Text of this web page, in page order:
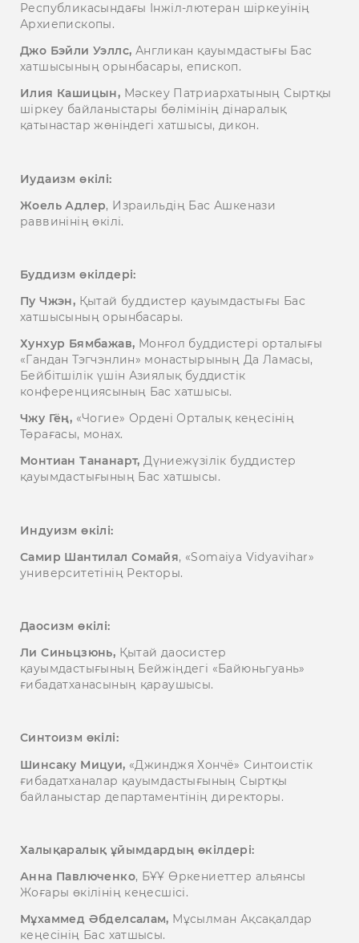
Республикасындағы Інжіл-лютеран шіркеуінің
Архиепископы.
Джо Бэйли Уэллс, Англикан қауымдастығы Бас
хатшысының орынбасары, епископ.
Илия Кашицын, Мәскеу Патриархатының Сыртқы
шіркеу байланыстары бөлімінің дінаралық
қатынастар жөніндегі хатшысы, дикон.
Иудаизм өкілі:
Жоель Адлер, Израильдің Бас Ашкенази
раввинінің өкілі.
Буддизм өкілдері:
Пу Чжэн, Қытай буддистер қауымдастығы Бас
хатшысының орынбасары.
Хунхур Бямбажав, Монғол буддистері орталығы
«Гандан Тэгчэнлин» монастырының Да Ламасы,
Бейбітшілік үшін Азиялық буддистік
конференциясының Бас хатшысы.
Чжу Гёң, «Чогие» Ордені Орталық кеңесінің
Төрағасы, монах.
Монтиан Тананарт, Дүниежүзілік буддистер
қауымдастығының Бас хатшысы.
Индуизм өкілі:
Самир Шантилал Сомайя, «Somaiya Vidyavihar»
университетінің Ректоры.
Даосизм өкілі:
Ли Синьцзюнь, Қытай даосистер
қауымдастығының Бейжіңдегі «Байюньгуань»
ғибадатханасының қараушысы.
Синтоизм өкілі:
Шинсаку Мицуи, «Джинджя Хончё» Синтоистік
ғибадатханалар қауымдастығының Сыртқы
байланыстар департаментінің директоры.
Халықаралық ұйымдардың өкілдері:
Анна Павлюченко, БҰҰ Өркениеттер альянсы
Жоғары өкілінің кеңесшісі.
Мұхаммед Әбделсалам, Мұсылман Ақсақалдар
кеңесінің Бас хатшысы.